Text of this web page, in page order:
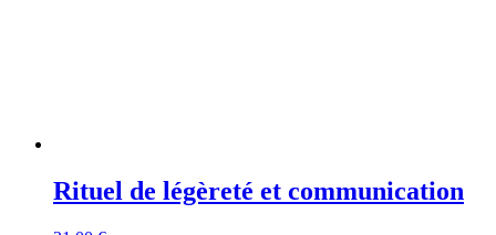
Rituel de légèreté et communication